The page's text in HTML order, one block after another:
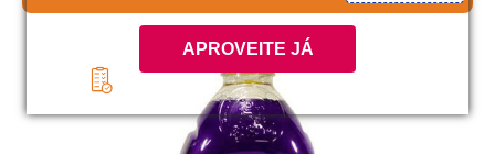
APROVEITE JÁ